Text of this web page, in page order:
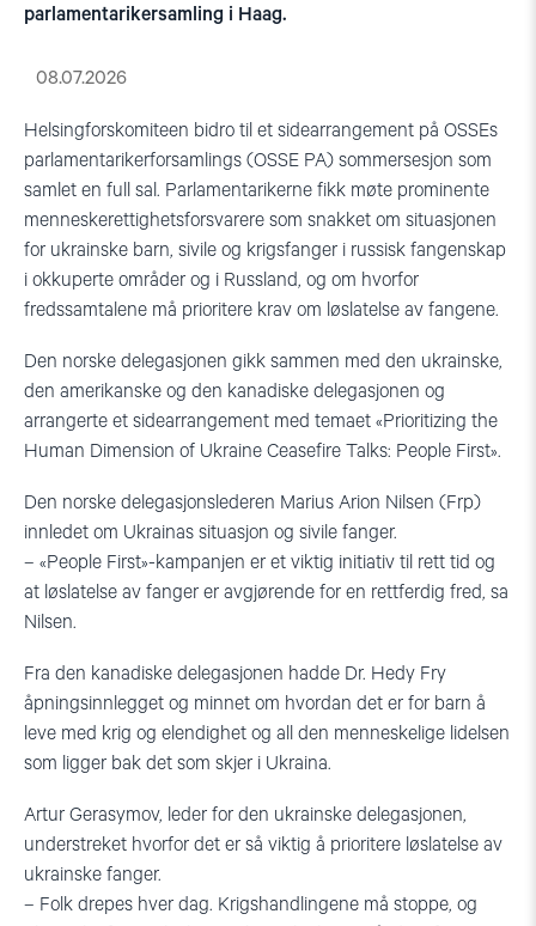
parlamentarikersamling i Haag.
08.07.2026
Helsingforskomiteen bidro til et sidearrangement på OSSEs
parlamentarikerforsamlings (OSSE PA) sommersesjon som
samlet en full sal. Parlamentarikerne fikk møte prominente
menneskerettighetsforsvarere som snakket om situasjonen
for ukrainske barn, sivile og krigsfanger i russisk fangenskap
i okkuperte områder og i Russland, og om hvorfor
fredssamtalene må prioritere krav om løslatelse av fangene.
Den norske delegasjonen gikk sammen med den ukrainske,
den amerikanske og den kanadiske delegasjonen og
arrangerte et sidearrangement med temaet «Prioritizing the
Human Dimension of Ukraine Ceasefire Talks: People First».
Den norske delegasjonslederen Marius Arion Nilsen (Frp)
innledet om Ukrainas situasjon og sivile fanger.
– «People First»-kampanjen er et viktig initiativ til rett tid og
at løslatelse av fanger er avgjørende for en rettferdig fred, sa
Nilsen.
Fra den kanadiske delegasjonen hadde Dr. Hedy Fry
åpningsinnlegget og minnet om hvordan det er for barn å
leve med krig og elendighet og all den menneskelige lidelsen
som ligger bak det som skjer i Ukraina.
Artur Gerasymov, leder for den ukrainske delegasjonen,
understreket hvorfor det er så viktig å prioritere løslatelse av
ukrainske fanger.
– Folk drepes hver dag. Krigshandlingene må stoppe, og